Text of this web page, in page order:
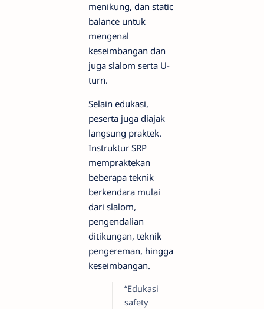
menikung, dan static
balance untuk
mengenal
keseimbangan dan
juga slalom serta U-
turn.
Selain edukasi,
peserta juga diajak
langsung praktek.
Instruktur SRP
mempraktekan
beberapa teknik
berkendara mulai
dari slalom,
pengendalian
ditikungan, teknik
pengereman, hingga
keseimbangan.
“Edukasi
safety